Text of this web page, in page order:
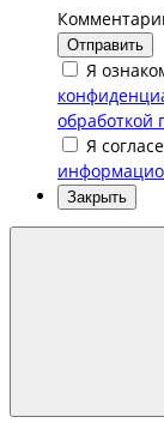
Отправить
Я
обработкой
Я
Закрыть